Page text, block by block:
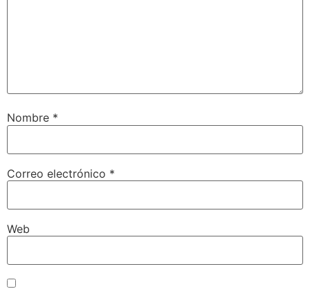
Nombre *
Correo electrónico *
Web